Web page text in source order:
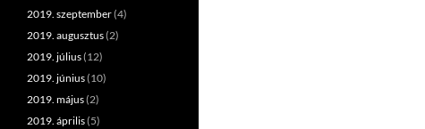
2019. szeptember(4)
2019. augusztus(2)
2019. július(12)
2019. június(10)
2019. május(2)
2019. április(5)